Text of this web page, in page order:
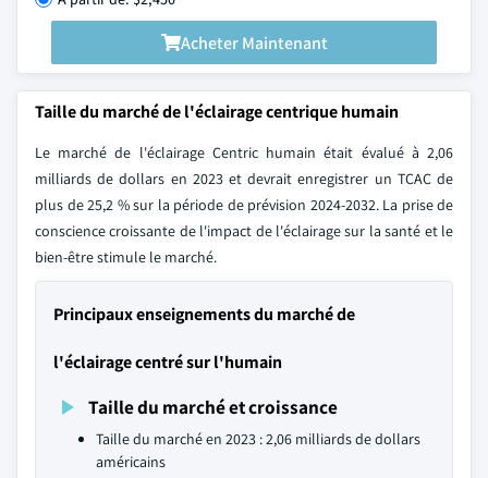
Acheter Maintenant
Taille du marché de l'éclairage centrique humain
Le marché de l'éclairage Centric humain était évalué à 2,06
milliards de dollars en 2023 et devrait enregistrer un TCAC de
plus de 25,2 % sur la période de prévision 2024-2032. La prise de
conscience croissante de l'impact de l'éclairage sur la santé et le
bien-être stimule le marché.
Principaux enseignements du marché de
l'éclairage centré sur l'humain
Taille du marché et croissance
Taille du marché en 2023 : 2,06 milliards de dollars
américains